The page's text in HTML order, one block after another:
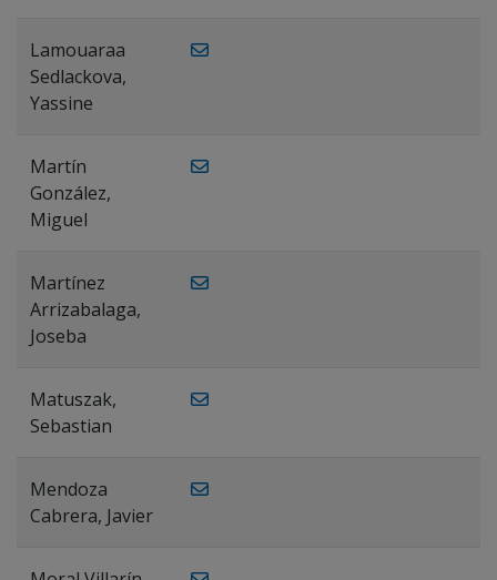
Lamouaraa
Sedlackova,
Yassine
Martín
González,
Miguel
Martínez
Arrizabalaga,
Joseba
Matuszak,
Sebastian
Mendoza
Cabrera, Javier